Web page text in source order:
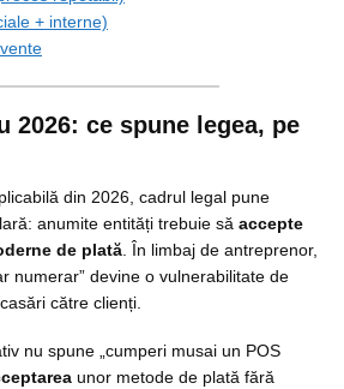
+ interne)
2026: ce spune legea, pe
din 2026, cadrul legal pune
anumite entități trebuie să accepte
de plată. În limbaj de antreprenor,
numerar” devine o vulnerabilitate de
către clienți.
nu spune „cumperi musai un POS
unor metode de plată fără